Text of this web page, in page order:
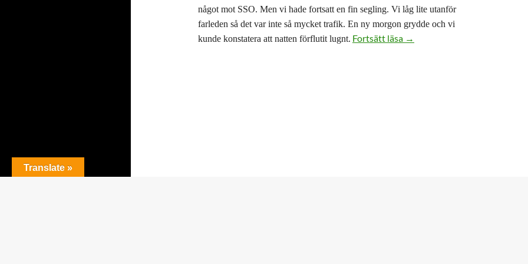
något mot SSO. Men vi hade fortsatt en fin segling. Vi låg lite utanför
farleden så det var inte så mycket trafik. En ny morgon grydde och vi
kunde konstatera att natten förflutit lugnt. Fortsätt läsa Hemsegling II. Dunkerque –
→
Translate »